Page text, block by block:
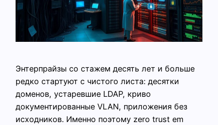
Энтерпрайзы со стажем десять лет и больше
редко стартуют с чистого листа: десятки
доменов, устаревшие LDAP, криво
документированные VLAN, приложения без
исходников. Именно поэтому zero trust em